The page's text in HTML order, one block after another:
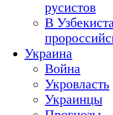
русистов
В
Украина
Война
Укровласть
Украинцы